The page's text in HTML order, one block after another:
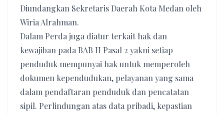
Diundangkan Sekretaris Daerah Kota Medan oleh
Wiria Alrahman.
Dalam Perda juga diatur terkait hak dan
kewajiban pada BAB II Pasal 2 yakni setiap
penduduk mempunyai hak untuk memperoleh
dokumen kependudukan, pelayanan yang sama
dalam pendaftaran penduduk dan pencatatan
sipil. Perlindungan atas data pribadi, kepastian